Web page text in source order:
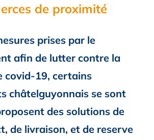
de proximité
prises par le
afin de lutter contre la
covid-19, certains
châtelguyonnais se sont
des solutions de
de livraison, et de reserve